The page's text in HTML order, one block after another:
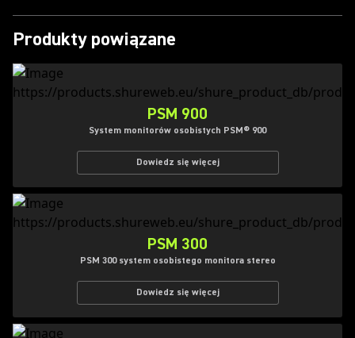
Produkty powiązane
PSM 900
System monitorów osobistych PSM® 900
Dowiedz się więcej
PSM 300
PSM 300 system osobistego monitora stereo
Dowiedz się więcej